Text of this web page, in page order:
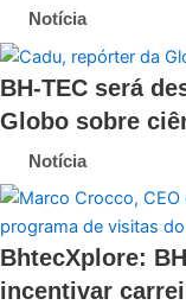
Notícia
BH-TEC será
Globo sobre
Notícia
BhtecXplore:
incentivar